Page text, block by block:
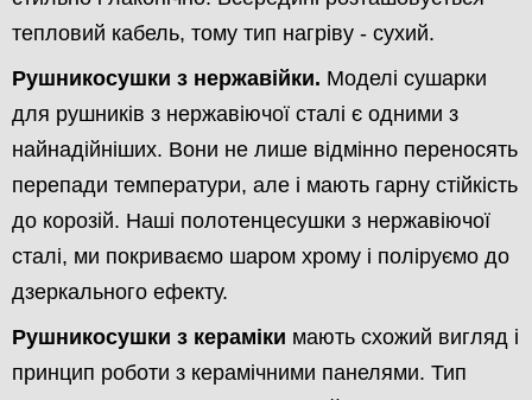
тепловий кабель, тому тип нагріву - сухий.
Рушникосушки з нержавійки. Моделі сушарки
для рушників з нержавіючої сталі є одними з
найнадійніших. Вони не лише відмінно переносять
перепади температури, але і мають гарну стійкість
до корозій. Наші полотенцесушки з нержавіючої
сталі, ми покриваємо шаром хрому і поліруємо до
дзеркального ефекту.
Рушникосушки з кераміки мають схожий вигляд і
принцип роботи з керамічними панелями. Тип